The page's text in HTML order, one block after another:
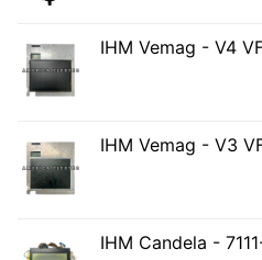
IHM Vemag - V4
IHM Vemag - V3
IHM Candela -